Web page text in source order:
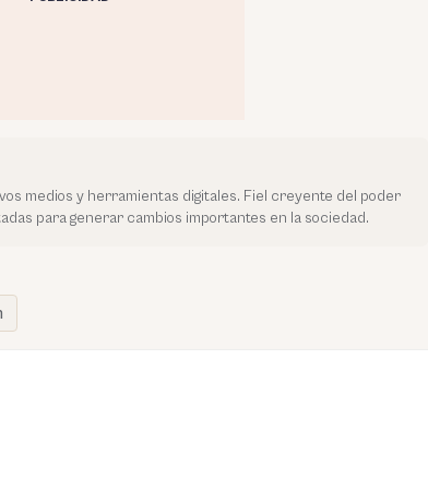
medios y herramientas digitales. Fiel creyente del poder
para generar cambios importantes en la sociedad.